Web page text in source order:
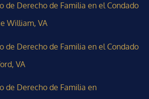
de Derecho de Familia en el Condado
William, VA
de Derecho de Familia en el Condado
VA
de Derecho de Familia en